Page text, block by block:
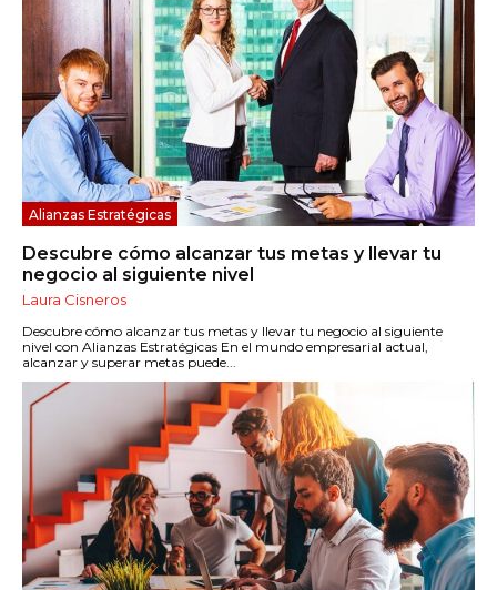
Alianzas Estratégicas
Descubre cómo alcanzar tus metas y llevar tu
negocio al siguiente nivel
Laura Cisneros
Descubre cómo alcanzar tus metas y llevar tu negocio al siguiente
nivel con Alianzas Estratégicas En el mundo empresarial actual,
alcanzar y superar metas puede...